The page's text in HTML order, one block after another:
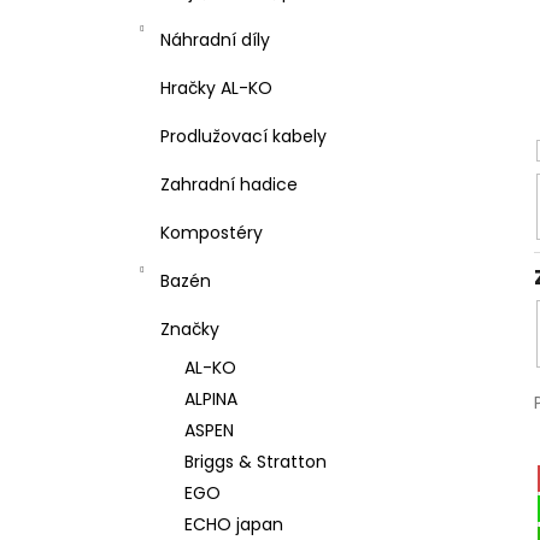
Náhradní díly
Hračky AL-KO
Prodlužovací kabely
Zahradní hadice
Kompostéry
Bazén
Značky
AL-KO
ALPINA
ASPEN
Briggs & Stratton
EGO
ECHO japan